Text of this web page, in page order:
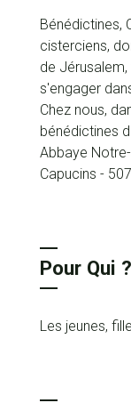
Bénédictines,
cisterciens,
de
s'engager
Chez nous,
bénédictines
Abbaye
Capucins -
Pour Qui ?
Les jeunes,